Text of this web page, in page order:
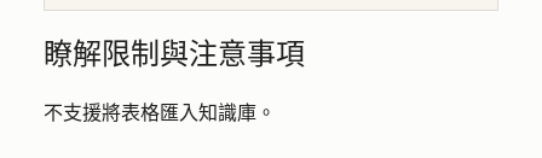
瞭解限制與注意事項
不支援將表格匯入知識庫。